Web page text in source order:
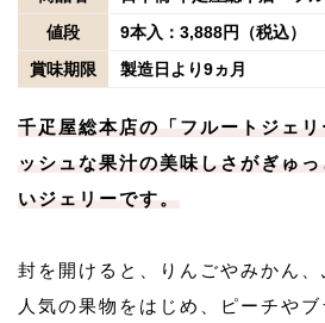
値段
9本入：3,888円（税込）
賞味期限
製造日より9ヵ月
千疋屋総本店の「フルートジェ
ッシュな果汁の美味しさがぎゅ
いジェリーです。
封を開けると、りんごやみかん
人気の果物をはじめ、ピーチや